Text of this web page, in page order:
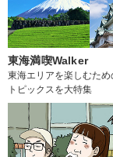
東海満喫Walker
東海エリアを楽しむた
トピックスを大特集